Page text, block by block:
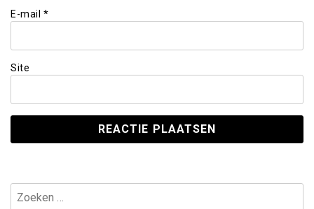
E-mail *
Site
Zoeken
naar: